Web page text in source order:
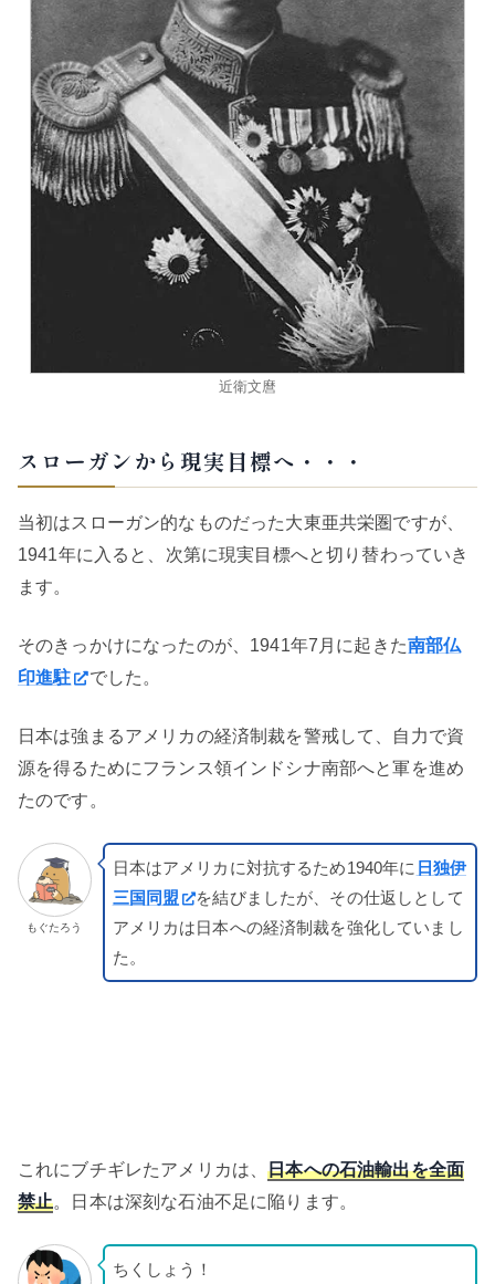
近衛文麿
スローガンから現実目標へ・・・
当初はスローガン的なものだった大東亜共栄圏ですが、
1941年に入ると、次第に現実目標へと切り替わっていき
ます。
そのきっかけになったのが、1941年7月に起きた南部仏
印進駐
でした。
日本は強まるアメリカの経済制裁を警戒して、自力で資
源を得るためにフランス領インドシナ南部へと軍を進め
たのです。
もぐたろう
日本はアメリカに対抗するため1940年に 日独伊
三国同盟
を結びましたが、その仕返しとして
アメリカは日本への経済制裁を強化していまし
た。
これにブチギレたアメリカは、日本への石油輸出を全面
禁止。日本は深刻な石油不足に陥ります。
ちくしょう！